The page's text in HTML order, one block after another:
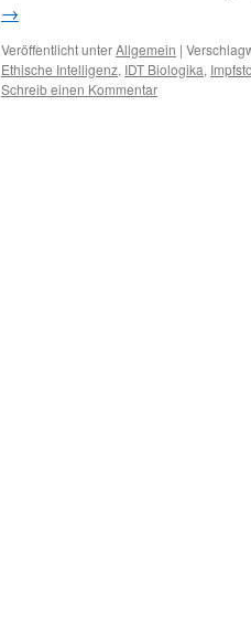
→
Veröffentlicht unterAllgemein |
Ethische Intelligenz, IDT Biologika,
Schreib einen Kommentar